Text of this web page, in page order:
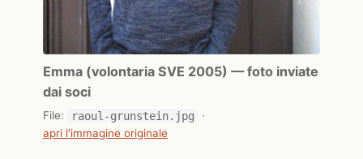
Emma (volontaria SVE 2005) — foto inviate
dai soci
File: raoul-grunstein.jpg
·
apri l'immagine originale